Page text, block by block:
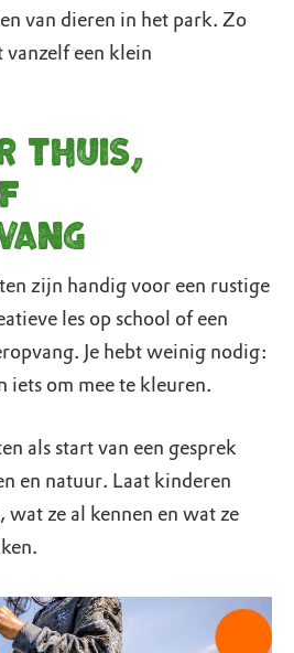
van dieren in het park. Zo
een klein
thuis,
zijn handig voor een rustige
les op school of een
Je hebt weinig nodig:
iets om mee te kleuren.
als start van een gesprek
en natuur. Laat kinderen
ze al kennen en wat ze